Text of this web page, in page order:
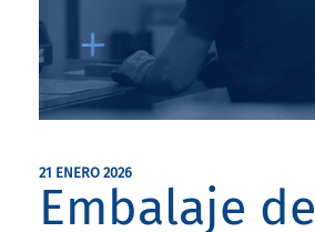
21 ENERO 2026
Embalaje de